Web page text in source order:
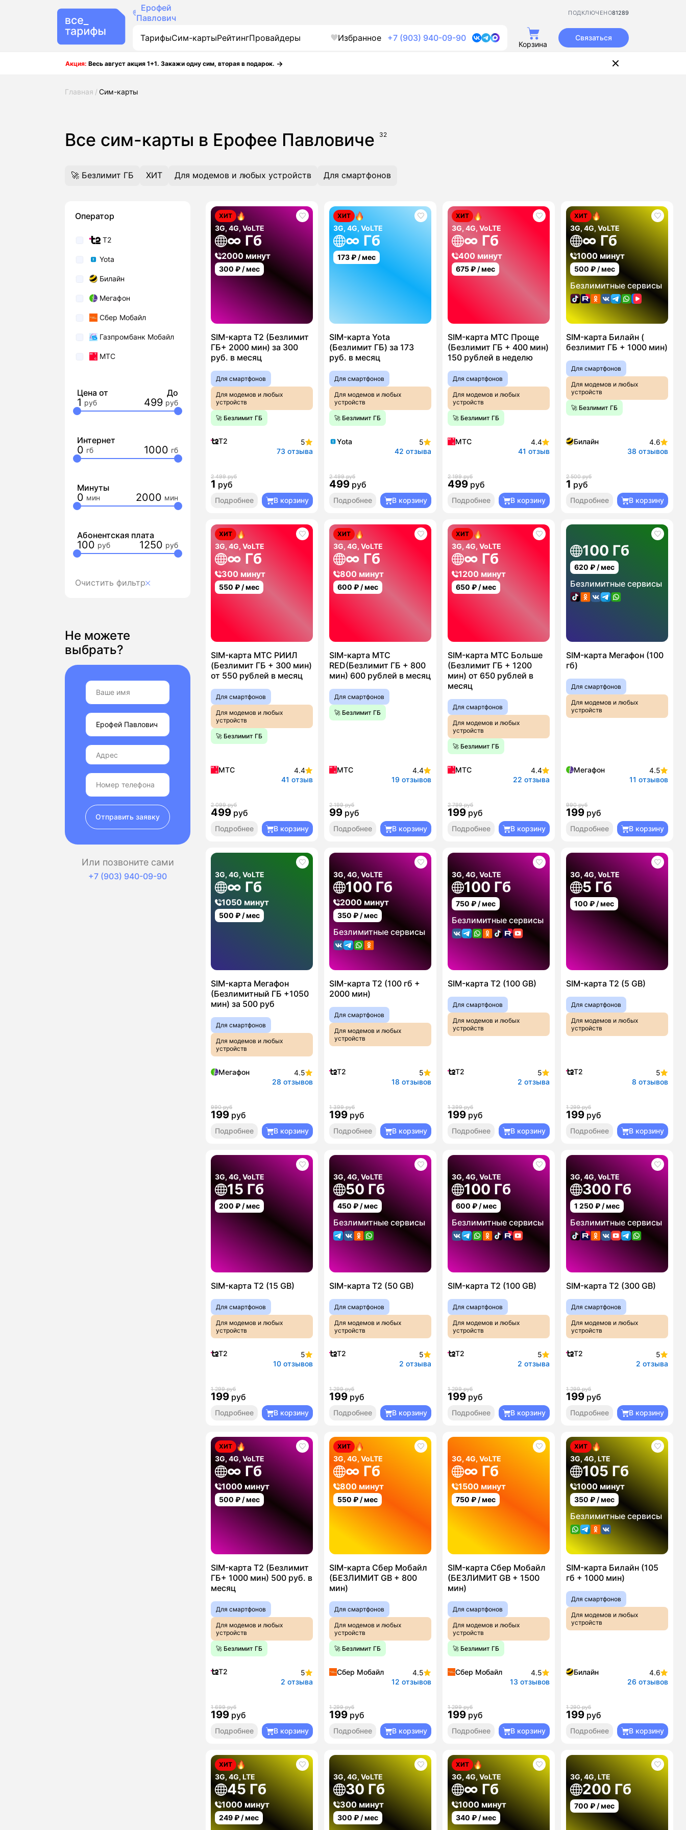
Ерофей
Павлович
81289
ПОДКЛЮЧЕНО
ТарифыСим-картыРейтингПровайдеры Избранное +7 (903) 940-09-90
Корзина
Связаться
Акция: Весь август акция 1+1. Закажи одну сим, вторая в подарок.
Главная Сим-карты
Все сим-карты в Ерофее Павловиче 32
🚀 Безлимит ГБ ХИТ Для модемов и любых устройств Для смартфонов
Оператор
T2
Yota
Билайн
Мегафон
Сбер Мобайл
Газпромбанк Мобайл
МТС
Цена от До
1 499
Интернет
0 1000
Минуты
0 2000
Абонентская плата
100 1250
Очистить фильтр
ХИТ
3G, 4G, VoLTE
∞ Гб
2000 минут
300 ₽ / мес
SIM-карта T2 (Безлимит
ГБ+ 2000 мин) за 300
руб. в месяц
Для смартфонов
Для модемов и любых
устройств
🚀 Безлимит ГБ
T2
5
73 отзыва
2 499 руб
1 руб
Подробнее В корзину
ХИТ
3G, 4G, VoLTE
∞ Гб
173₽ / мес
SIM-карта Yota
(Безлимит ГБ) за 173
руб. в месяц
Для смартфонов
Для модемов и любых
устройств
🚀 Безлимит ГБ
Yota
5
42 отзыва
2 499 руб
499 руб
Подробнее В корзину
ХИТ
3G, 4G, VoLTE
∞ Гб
400 минут
675₽ / мес
SIM-карта МТС Проще
(Безлимит ГБ + 400 мин)
150 рублей в неделю
Для смартфонов
Для модемов и любых
устройств
🚀 Безлимит ГБ
МТС
4.4
41 отзыв
2 199 руб
499 руб
Подробнее В корзину
ХИТ
3G, 4G, VoLTE
∞ Гб
1000 минут
500 ₽ / мес
Безлимитные сервисы
SIM-карта Билайн (
безлимит ГБ + 1000 мин)
Для смартфонов
Для модемов и любых
устройств
🚀 Безлимит ГБ
Билайн
4.6
38 отзывов
2 500 руб
1 руб
Подробнее В корзину
ХИТ
3G, 4G, VoLTE
∞ Гб
300 минут
550 ₽ / мес
SIM-карта МТС РИИЛ
(Безлимит ГБ + 300 мин)
от 550 рублей в месяц
Для смартфонов
Для модемов и любых
устройств
🚀 Безлимит ГБ
МТС
4.4
41 отзыв
2 099 руб
499 руб
Подробнее В корзину
ХИТ
3G, 4G, VoLTE
∞ Гб
800 минут
600 ₽ / мес
SIM-карта МТС
RED(Безлимит ГБ + 800
мин) 600 рублей в месяц
Для смартфонов
🚀 Безлимит ГБ
МТС
4.4
19 отзывов
2 199 руб
99 руб
Подробнее В корзину
ХИТ
3G, 4G, VoLTE
∞ Гб
1200 минут
650 ₽ / мес
SIM-карта МТС Больше
(Безлимит ГБ + 1200
мин) от 650 рублей в
месяц
Для смартфонов
Для модемов и любых
устройств
🚀 Безлимит ГБ
МТС
4.4
22 отзыва
2 799 руб
199 руб
Подробнее В корзину
100 Гб
620 ₽ / мес
Безлимитные сервисы
SIM-карта Мегафон (100
гб)
Для смартфонов
Для модемов и любых
устройств
Мегафон
4.5
11 отзывов
990 руб
199 руб
Подробнее В корзину
3G, 4G, VoLTE
∞ Гб
1050 минут
500 ₽ / мес
SIM-карта Мегафон
(Безлимитный ГБ +1050
мин) за 500 руб
Для смартфонов
Для модемов и любых
устройств
Мегафон
4.5
28 отзывов
990 руб
199 руб
Подробнее В корзину
3G, 4G, VoLTE
100 Гб
2000 минут
350 ₽ / мес
Безлимитные сервисы
SIM-карта T2 (100 гб +
2000 мин)
Для смартфонов
Для модемов и любых
устройств
T2
5
18 отзывов
1 399 руб
199 руб
Подробнее В корзину
3G, 4G, VoLTE
100 Гб
750 ₽ / мес
Безлимитные сервисы
SIM-карта T2 (100 GB)
Для смартфонов
Для модемов и любых
устройств
T2
5
2 отзыва
1 399 руб
199 руб
Подробнее В корзину
3G, 4G, VoLTE
5 Гб
100 ₽ / мес
SIM-карта T2 (5 GB)
Для смартфонов
Для модемов и любых
устройств
T2
5
8 отзывов
1 299 руб
199 руб
Подробнее В корзину
3G, 4G, VoLTE
15 Гб
200 ₽ / мес
SIM-карта T2 (15 GB)
Для смартфонов
Для модемов и любых
устройств
T2
5
10 отзывов
1 299 руб
199 руб
Подробнее В корзину
3G, 4G, VoLTE
50 Гб
450 ₽ / мес
Безлимитные сервисы
SIM-карта T2 (50 GB)
Для смартфонов
Для модемов и любых
устройств
T2
5
2 отзыва
1 299 руб
199 руб
Подробнее В корзину
3G, 4G, VoLTE
100 Гб
600 ₽ / мес
Безлимитные сервисы
SIM-карта T2 (100 GB)
Для смартфонов
Для модемов и любых
устройств
T2
5
2 отзыва
1 299 руб
199 руб
Подробнее В корзину
3G, 4G, VoLTE
300 Гб
1 250 ₽ / мес
Безлимитные сервисы
SIM-карта T2 (300 GB)
Для смартфонов
Для модемов и любых
устройств
T2
5
2 отзыва
1 299 руб
199 руб
Подробнее В корзину
ХИТ
3G, 4G, VoLTE
∞ Гб
1000 минут
500 ₽ / мес
SIM-карта T2 (Безлимит
ГБ+ 1000 мин) 500 руб. в
месяц
Для смартфонов
Для модемов и любых
устройств
🚀 Безлимит ГБ
T2
5
2 отзыва
1 699 руб
199 руб
Подробнее В корзину
ХИТ
3G, 4G, VoLTE
∞ Гб
800 минут
550 ₽ / мес
SIM-карта Сбер Мобайл
(БЕЗЛИМИТ GB + 800
мин)
Для смартфонов
Для модемов и любых
устройств
🚀 Безлимит ГБ
Сбер Мобайл
4.5
12 отзывов
1 299 руб
199 руб
Подробнее В корзину
3G, 4G, VoLTE
∞ Гб
1500 минут
750 ₽ / мес
SIM-карта Сбер Мобайл
(БЕЗЛИМИТ GB + 1500
мин)
Для смартфонов
Для модемов и любых
устройств
🚀 Безлимит ГБ
Сбер Мобайл
4.5
13 отзывов
1 299 руб
199 руб
Подробнее В корзину
ХИТ
3G, 4G, LTE
105 Гб
1000 минут
350 ₽ / мес
Безлимитные сервисы
SIM-карта Билайн (105
гб + 1000 мин)
Для смартфонов
Для модемов и любых
устройств
Билайн
4.6
26 отзывов
1 290 руб
199 руб
Подробнее В корзину
ХИТ
3G, 4G, LTE
45 Гб
1000 минут
249₽ / мес
3G, 4G, VoLTE
30 Гб
300 минут
300 ₽ / мес
ХИТ
3G, 4G, VoLTE
∞ Гб
1000 минут
340 ₽ / мес
3G, 4G, LTE
200 Гб
700 ₽ / мес
Не можете
выбрать?
Отправить заявку
Или позвоните сами
+7 (903) 940-09-90